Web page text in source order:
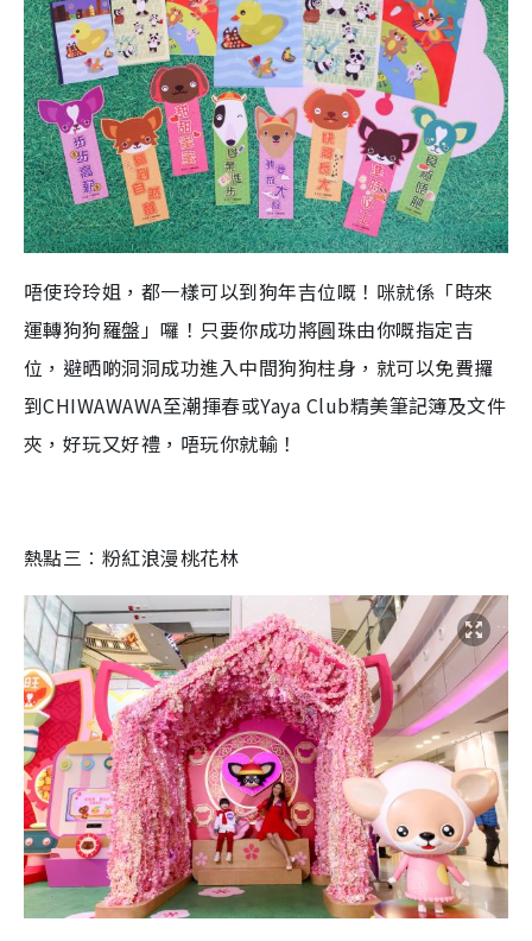
唔使玲玲姐，都一樣可以到狗年吉位嘅！咪就係「時來
運轉狗狗羅盤」囉！只要你成功將圓珠由你嘅指定吉
位，避晒啲洞洞成功進入中間狗狗柱身，就可以免費攞
到CHIWAWAWA至潮揮春或Yaya Club精美筆記簿及文件
夾 ，好玩又好禮，唔玩你就輸！
熱點三 ︰ 粉紅浪漫桃花林